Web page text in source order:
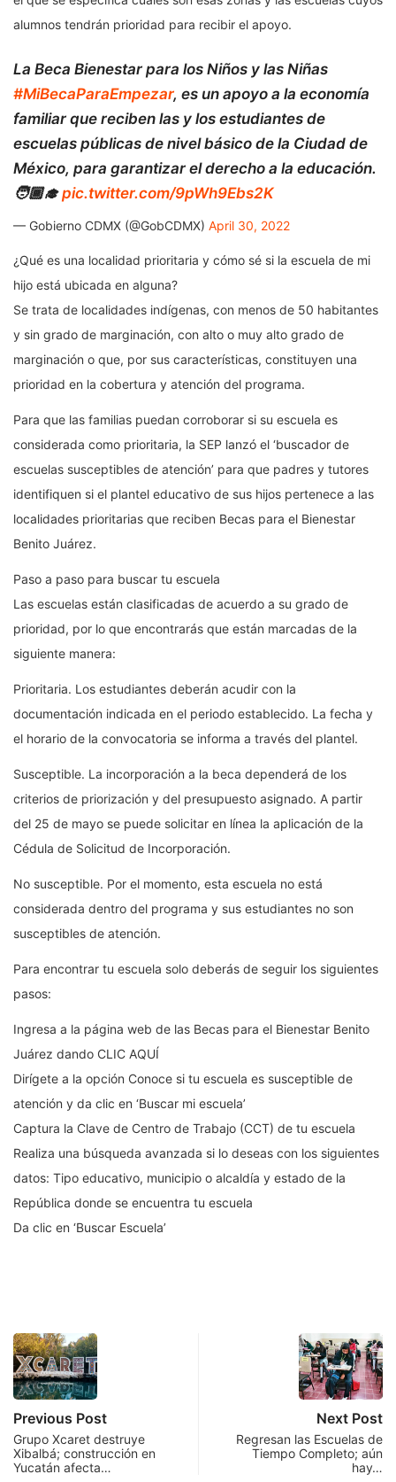
alumnos tendrán prioridad para recibir el apoyo.
La Beca Bienestar para los Niños y las Niñas
#MiBecaParaEmpezar, es un apoyo a la economía
familiar que reciben las y los estudiantes de
escuelas públicas de nivel básico de la Ciudad de
México, para garantizar el derecho a la educación.
🧑🏾‍🎓pic.twitter.com/9pWh9Ebs2K
— Gobierno CDMX (@GobCDMX) April 30, 2022
¿Qué es una localidad prioritaria y cómo sé si la escuela de mi
hijo está ubicada en alguna?
Se trata de localidades indígenas, con menos de 50 habitantes
y sin grado de marginación, con alto o muy alto grado de
marginación o que, por sus características, constituyen una
prioridad en la cobertura y atención del programa.
Para que las familias puedan corroborar si su escuela es
considerada como prioritaria, la SEP lanzó el ‘buscador de
escuelas susceptibles de atención’ para que padres y tutores
identifiquen si el plantel educativo de sus hijos pertenece a las
localidades prioritarias que reciben Becas para el Bienestar
Benito Juárez.
Paso a paso para buscar tu escuela
Las escuelas están clasificadas de acuerdo a su grado de
prioridad, por lo que encontrarás que están marcadas de la
siguiente manera:
Prioritaria. Los estudiantes deberán acudir con la
documentación indicada en el periodo establecido. La fecha y
el horario de la convocatoria se informa a través del plantel.
Susceptible. La incorporación a la beca dependerá de los
criterios de priorización y del presupuesto asignado. A partir
del 25 de mayo se puede solicitar en línea la aplicación de la
Cédula de Solicitud de Incorporación.
No susceptible. Por el momento, esta escuela no está
considerada dentro del programa y sus estudiantes no son
susceptibles de atención.
Para encontrar tu escuela solo deberás de seguir los siguientes
pasos:
Ingresa a la página web de las Becas para el Bienestar Benito
Juárez dando CLIC AQUÍ
Dirígete a la opción Conoce si tu escuela es susceptible de
atención y da clic en ‘Buscar mi escuela’
Captura la Clave de Centro de Trabajo (CCT) de tu escuela
Realiza una búsqueda avanzada si lo deseas con los siguientes
datos: Tipo educativo, municipio o alcaldía y estado de la
República donde se encuentra tu escuela
Da clic en ‘Buscar Escuela’
Previous Post
Grupo Xcaret destruye
Xibalbá; construcción en
Yucatán afecta…
Next Post
Regresan las Escuelas de
Tiempo Completo; aún
hay…